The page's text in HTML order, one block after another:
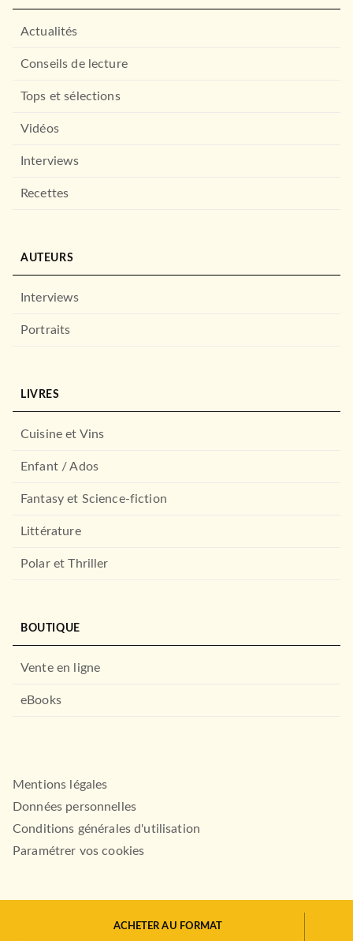
ACHETER AU FORMAT
FAYARD
FAYARD
THRILLER
La ville des frelons
Actualités
Conseils de lecture
Tops et sélections
Vidéos
Interviews
Recettes
AUTEURS
Interviews
Portraits
LIVRES
Cuisine et Vins
Enfant / Ados
Fantasy et Science-fiction
Littérature
Polar et Thriller
BOUTIQUE
Vente en ligne
eBooks
Mentions légales
Données personnelles
Conditions générales d'utilisation
Paramétrer vos cookies